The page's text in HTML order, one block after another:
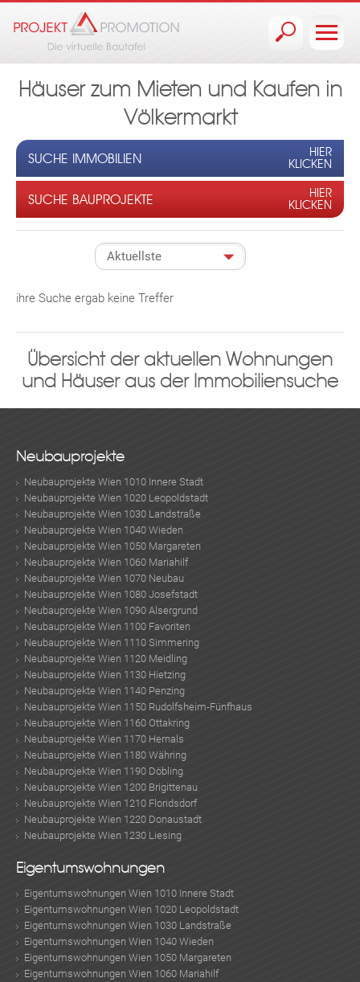
Häuser zum Mieten und Kaufen in
Völkermarkt
SUCHE IMMOBILIEN
HIER
KLICKEN
SUCHE BAUPROJEKTE
HIER
KLICKEN
ihre Suche ergab keine Treffer
Übersicht der aktuellen Wohnungen
und Häuser aus der Immobiliensuche
Neubauprojekte
Neubauprojekte Wien 1010 Innere Stadt
Neubauprojekte Wien 1020 Leopoldstadt
Neubauprojekte Wien 1030 Landstraße
Neubauprojekte Wien 1040 Wieden
Neubauprojekte Wien 1050 Margareten
Neubauprojekte Wien 1060 Mariahilf
Neubauprojekte Wien 1070 Neubau
Neubauprojekte Wien 1080 Josefstadt
Neubauprojekte Wien 1090 Alsergrund
Neubauprojekte Wien 1100 Favoriten
Neubauprojekte Wien 1110 Simmering
Neubauprojekte Wien 1120 Meidling
Neubauprojekte Wien 1130 Hietzing
Neubauprojekte Wien 1140 Penzing
Neubauprojekte Wien 1150 Rudolfsheim-Fünfhaus
Neubauprojekte Wien 1160 Ottakring
Neubauprojekte Wien 1170 Hernals
Neubauprojekte Wien 1180 Währing
Neubauprojekte Wien 1190 Döbling
Neubauprojekte Wien 1200 Brigittenau
Neubauprojekte Wien 1210 Floridsdorf
Neubauprojekte Wien 1220 Donaustadt
Neubauprojekte Wien 1230 Liesing
Eigentumswohnungen
Eigentumswohnungen Wien 1010 Innere Stadt
Eigentumswohnungen Wien 1020 Leopoldstadt
Eigentumswohnungen Wien 1030 Landstraße
Eigentumswohnungen Wien 1040 Wieden
Eigentumswohnungen Wien 1050 Margareten
Eigentumswohnungen Wien 1060 Mariahilf